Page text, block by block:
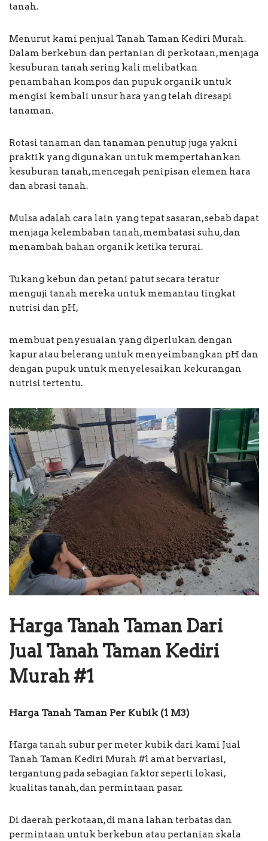
tanah.
Menurut kami penjual Tanah Taman Kediri Murah.
Dalam berkebun dan pertanian di perkotaan, menjaga
kesuburan tanah sering kali melibatkan
penambahan kompos dan pupuk organik untuk
mengisi kembali unsur hara yang telah diresapi
tanaman.
Rotasi tanaman dan tanaman penutup juga yakni
praktik yang digunakan untuk mempertahankan
kesuburan tanah, mencegah penipisan elemen hara
dan abrasi tanah.
Mulsa adalah cara lain yang tepat sasaran, sebab dapat
menjaga kelembaban tanah, membatasi suhu, dan
menambah bahan organik ketika terurai.
Tukang kebun dan petani patut secara teratur
menguji tanah mereka untuk memantau tingkat
nutrisi dan pH,
membuat penyesuaian yang diperlukan dengan
kapur atau belerang untuk menyeimbangkan pH dan
dengan pupuk untuk menyelesaikan kekurangan
nutrisi tertentu.
Harga Tanah Taman Dari
Jual Tanah Taman Kediri
Murah #1
Harga Tanah Taman Per Kubik (1 M3)
Harga tanah subur per meter kubik dari kami Jual
Tanah Taman Kediri Murah #1 amat bervariasi,
tergantung pada sebagian faktor seperti lokasi,
kualitas tanah, dan permintaan pasar.
Di daerah perkotaan, di mana lahan terbatas dan
permintaan untuk berkebun atau pertanian skala